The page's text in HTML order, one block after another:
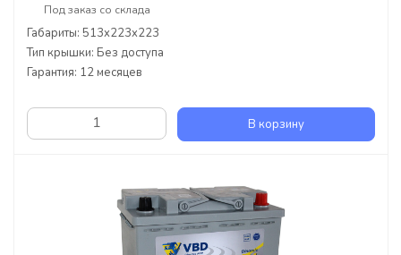
Под заказ со склада
Габариты: 513x223x223
Тип крышки: Без доступа
Гарантия: 12 месяцев
В корзину